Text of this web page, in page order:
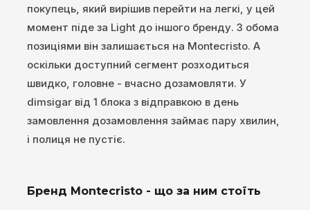
покупець, який вирішив перейти на легкі, у цей
момент піде за Light до іншого бренду. З обома
позиціями він залишається на Montecristo. А
оскільки доступний сегмент розходиться
швидко, головне - вчасно дозамовляти. У
dimsigar від 1 блока з відправкою в день
замовлення дозамовлення займає пару хвилин,
і полиця не пустіє.
Бренд Montecristo - що за ним стоїть